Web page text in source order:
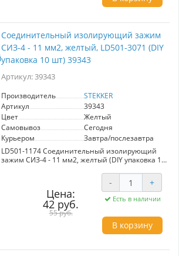
Соединительный изолирующий зажим
СИЗ-4 - 11 мм2, желтый, LD501-3071 (DIY
упаковка 10 шт) 39343
Артикул: 39343
Производитель
STEKKER
Артикул
39343
Цвет
Желтый
Самовывоз
Сегодня
Курьером
Завтра/послезавтра
LD501-1174 Соединительный изолирующий
зажим СИЗ-4 - 11 мм2, желтый (DIY упаковка 10
Цена:
42 руб.
55 руб.
- +
Есть в наличии
В корзину